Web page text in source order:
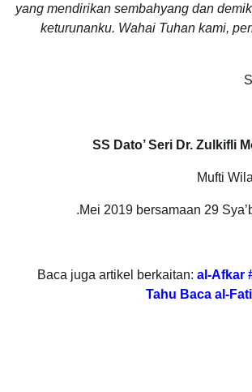
yang mendirikan sembahyang dan
keturunanku. Wahai Tuhan kami,
SS Dato’ Seri Dr. Zulkifli
Mufti
Baca juga artikel berkaitan: al-Afkar
Tahu Baca al-